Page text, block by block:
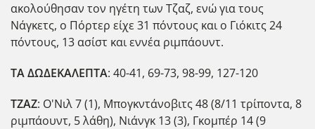
ακολούθησαν τον ηγέτη των Τζαζ, ενώ για τους
Νάγκετς, ο Πόρτερ είχε 31 πόντους και ο Γιόκιτς 24
πόντους, 13 ασίστ και εννέα ριμπάουντ.
ΤΑ ΔΩΔΕΚΑΛΕΠΤΑ: 40-41, 69-73, 98-99, 127-120
ΤΖΑΖ: Ο'Νιλ 7 (1), Μπογκντάνοβιτς 48 (8/11 τρίποντα, 8
ριμπάουντ, 5 λάθη), Νιάνγκ 13 (3), Γκομπέρ 14 (9